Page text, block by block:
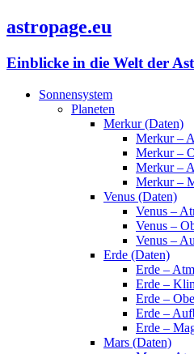
astropage.eu
Einblicke in die Welt der
Sonnensystem
Planeten
Merkur (Daten)
Merkur –
Merkur –
Merkur –
Merkur –
Venus (Daten)
Venus –
Venus –
Venus –
Erde (Daten)
Erde –
Erde –
Erde –
Erde –
Erde –
Mars (Daten)